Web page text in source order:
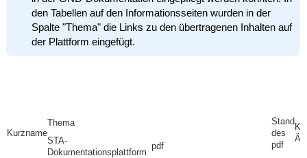
den Tabellen auf den Informationsseiten wurden in der
Spalte "Thema" die Links zu den übertragenen Inhalten auf
der Plattform eingefügt.
Kurzname
Thema
Stand
des
pdf
STA-
Dokumentationsplattform
pdf